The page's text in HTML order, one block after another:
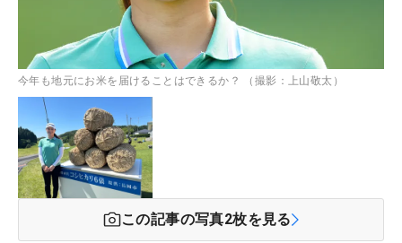
今年も地元にお米を届けることはできるか？ （撮影：上山敬太）
この記事の写真2枚を見る